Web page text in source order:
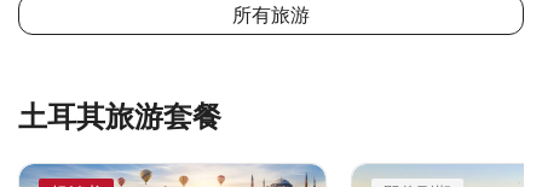
所有旅游
土耳其旅游套餐